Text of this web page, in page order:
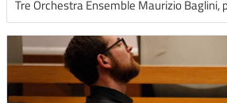
Tre Orchestra Ensemble Maurizio Baglini,